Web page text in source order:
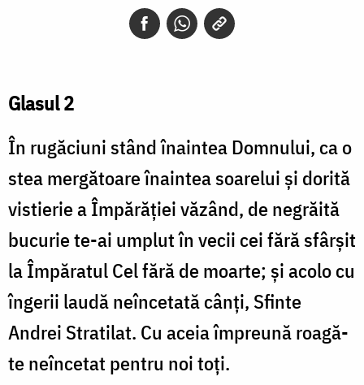
Glasul 2
În rugăciuni stând înaintea Domnului, ca o
stea mergătoare înaintea soarelui şi dorită
vistierie a Împărăţiei văzând, de negrăită
bucurie te-ai umplut în vecii cei fără sfârşit
la Împăratul Cel fără de moarte; şi acolo cu
îngerii laudă neîncetată cânţi, Sfinte
Andrei Stratilat. Cu aceia împreună roagă-
te neîncetat pentru noi toţi.